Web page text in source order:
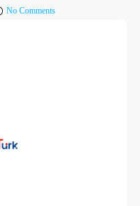
No Comments